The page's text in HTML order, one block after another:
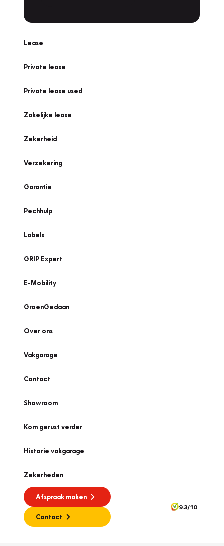
Lease
Private lease
Private lease used
Zakelijke lease
Zekerheid
Verzekering
Garantie
Pechhulp
Labels
GRIP Expert
E-Mobility
GroenGedaan
Over ons
Vakgarage
Contact
Showroom
Kom gerust verder
Historie vakgarage
Zekerheden
Afspraak maken
Contact
9.3/10